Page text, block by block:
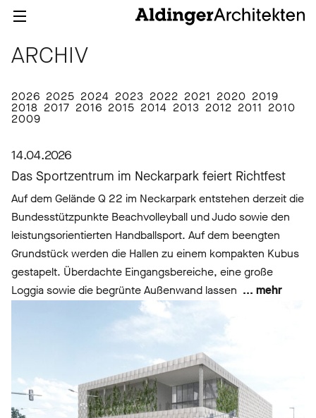
ARCHIV
2026 2025 2024 2023 2022 2021 2020 2019
2018 2017 2016 2015 2014 2013 2012 2011 2010
2009
14.04.2026
Das Sportzentrum im Neckarpark feiert Richtfest
Auf dem Gelände Q 22 im Neckarpark entstehen derzeit die
Bundesstützpunkte Beachvolleyball und Judo sowie den
leistungsorientierten Handballsport. Auf dem beengten
Grundstück werden die Hallen zu einem kompakten Kubus
gestapelt. Überdachte Eingangsbereiche, eine große
Loggia sowie die begrünte Außenwand lassen ... mehr